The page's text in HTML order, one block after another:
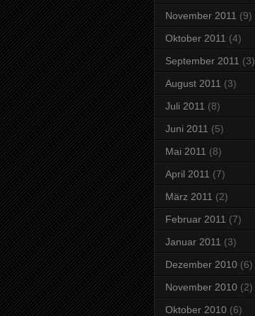
November 2011 (9)
Oktober 2011 (4)
September 2011 (3)
August 2011 (3)
Juli 2011 (8)
Juni 2011 (5)
Mai 2011 (8)
April 2011 (7)
März 2011 (2)
Februar 2011 (7)
Januar 2011 (3)
Dezember 2010 (6)
November 2010 (2)
Oktober 2010 (6)